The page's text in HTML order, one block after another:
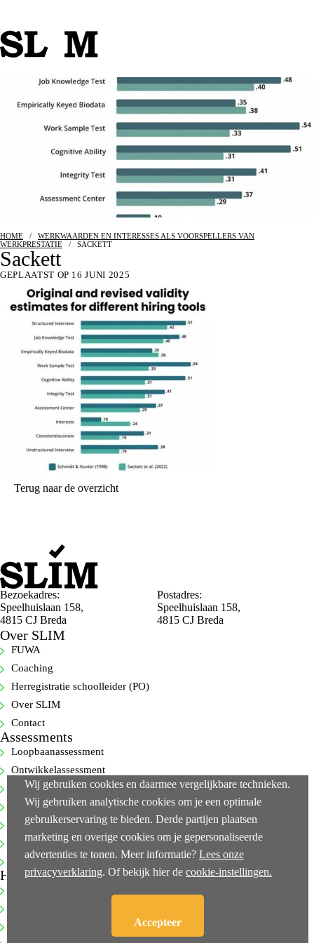
HOME / WERKWAARDEN EN INTERESSES ALS VOORSPELLERS VAN
WERKPRESTATIE / SACKETT
Sackett
GEPLAATST OP 16 JUNI 2025
Terug naar de overzicht
Bezoekadres:
Speelhuislaan 158,
4815 CJ Breda
Postadres:
Speelhuislaan 158,
4815 CJ Breda
Over SLIM
FUWA
Coaching
Herregistratie schoolleider (PO)
Over SLIM
Contact
Assessments
Loopbaanassessment
Ontwikkelassessment
Selectie-assessment
360-gradenfeedback
Cognitieve capaciteitentest
Executive-assessments
Bekijk alle…
Handige links
Wij gebruiken cookies en daarmee vergelijkbare technieken.
Wij gebruiken analytische cookies om je een optimale
gebruikerservaring te bieden. Derde partijen plaatsen
marketing en overige cookies om je gepersonaliseerde
advertenties te tonen. Meer informatie? Lees onze
privacyverklaring. Of bekijk hier de cookie-instellingen.
Accepteer